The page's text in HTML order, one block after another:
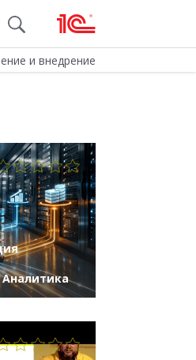
и внедрение
Аналитика